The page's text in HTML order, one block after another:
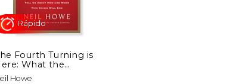
Fourth Turning is
What the
of History Tell
Howe